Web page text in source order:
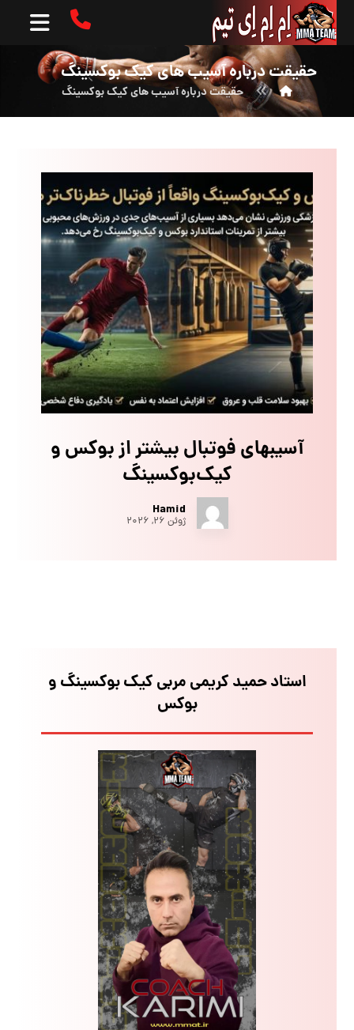
حقیقت درباره آسیب های کیک بوکسینگ
حقیقت درباره آسیب های کیک بوکسینگ
آسیبهای فوتبال بیشتر از بوکس و
کیک‌بوکسینگ
Hamid
ژوئن ۲۶, ۲۰۲۶
استاد حمید کریمی مربی کیک بوکسینگ و
بوکس